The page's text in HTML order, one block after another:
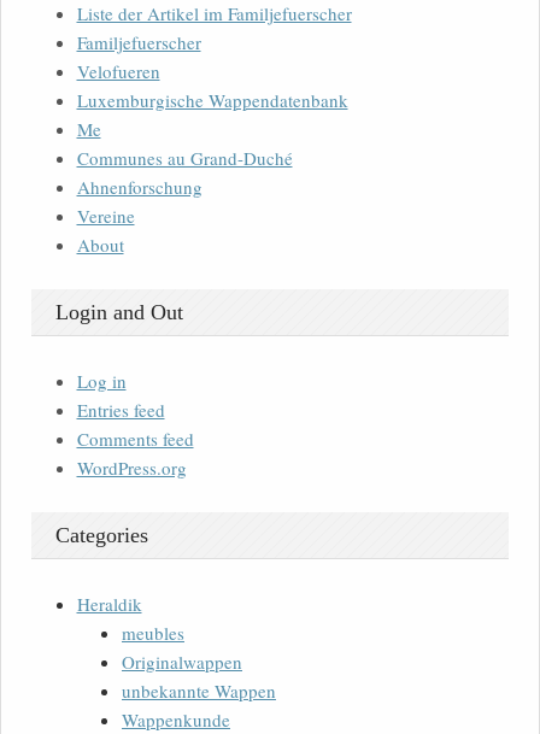
Liste der Artikel im Familjefuerscher
Familjefuerscher
Velofueren
Luxemburgische Wappendatenbank
Me
Communes au Grand-Duché
Ahnenforschung
Vereine
About
Login and Out
Log in
Entries feed
Comments feed
WordPress.org
Categories
Heraldik
meubles
Originalwappen
unbekannte Wappen
Wappenkunde